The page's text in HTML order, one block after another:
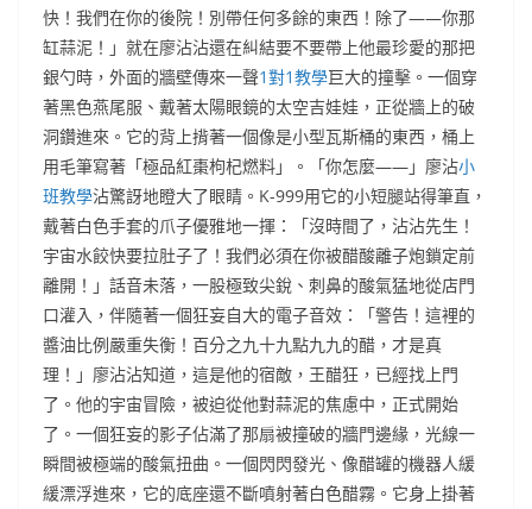
快！我們在你的後院！別帶任何多餘的東西！除了——你那
缸蒜泥！」就在廖沾沾還在糾結要不要帶上他最珍愛的那把
銀勺時，外面的牆壁傳來一聲1對1教學巨大的撞擊。一個穿
著黑色燕尾服、戴著太陽眼鏡的太空吉娃娃，正從牆上的破
洞鑽進來。它的背上揹著一個像是小型瓦斯桶的東西，桶上
用毛筆寫著「極品紅棗枸杞燃料」。「你怎麼——」廖沾小
班教學沾驚訝地瞪大了眼睛。K-999用它的小短腿站得筆直，
戴著白色手套的爪子優雅地一揮：「沒時間了，沾沾先生！
宇宙水餃快要拉肚子了！我們必須在你被醋酸離子炮鎖定前
離開！」話音未落，一股極致尖銳、刺鼻的酸氣猛地從店門
口灌入，伴隨著一個狂妄自大的電子音效：「警告！這裡的
醬油比例嚴重失衡！百分之九十九點九九的醋，才是真
理！」廖沾沾知道，這是他的宿敵，王醋狂，已經找上門
了。他的宇宙冒險，被迫從他對蒜泥的焦慮中，正式開始
了。一個狂妄的影子佔滿了那扇被撞破的牆門邊緣，光線一
瞬間被極端的酸氣扭曲。一個閃閃發光、像醋罐的機器人緩
緩漂浮進來，它的底座還不斷噴射著白色醋霧。它身上掛著